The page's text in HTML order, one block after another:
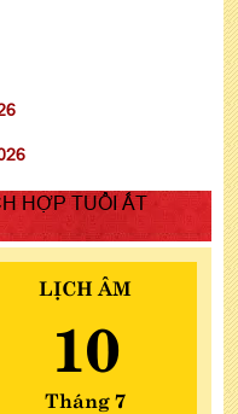
HỢP TUỔI ẤT
LỊCH ÂM
10
Tháng 7